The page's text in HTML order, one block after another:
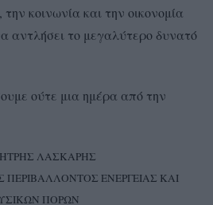
κοινωνία και την οικονομία
αντλήσει το μεγαλύτερο δυνατό
ούτε μια ημέρα από την
ΛΑΣΚΑΡΗΣ
ΠΕΡΙΒΑΛΛΟΝΤΟΣ ΕΝΕΡΓΕΙΑΣ ΚΑΙ
ΠΟΡΩΝ